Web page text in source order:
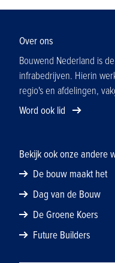
Over ons
Bouwend Nederland is
infrabedrijven. Hierin
regio's en afdelingen,
Word ook lid
Bekijk ook onze andere
De bouw maakt het
Dag van de Bouw
De Groene Koers
Future Builders